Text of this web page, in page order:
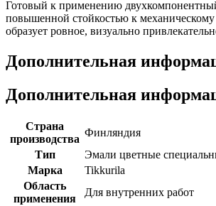
Готовый к применению двухкомпонентный
повышенной стойкостью к механическому
образует ровное, визуально
Дополнительная
Дополнительная
Страна
производства
Финляндия
Тип
Эмали цветные
Марка
Tikkurila
Область
применения
Для внутренних работ